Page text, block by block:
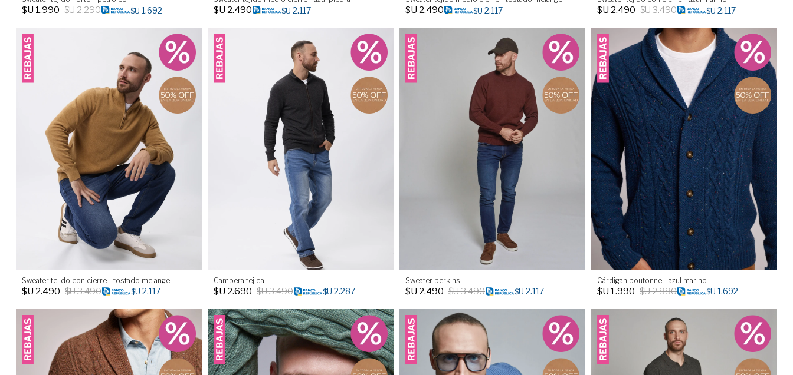
$U 1.990 $U2.290 $U 1.692 $U 2.490 $U 2.117 $U 2.490 $U 2.117 $U 2.490 $U3.490 $U 2.117
Sweater tejido con cierre - tostado melange
$U 2.490 $U3.490 $U 2.117
Campera tejida
$U 2.690 $U3.490 $U 2.287
Sweater perkins
$U 2.490 $U3.490 $U 2.117
Cárdigan boutonne - azul marino
$U 1.990 $U2.990 $U 1.692